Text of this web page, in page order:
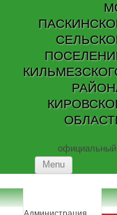
официальный
Menu